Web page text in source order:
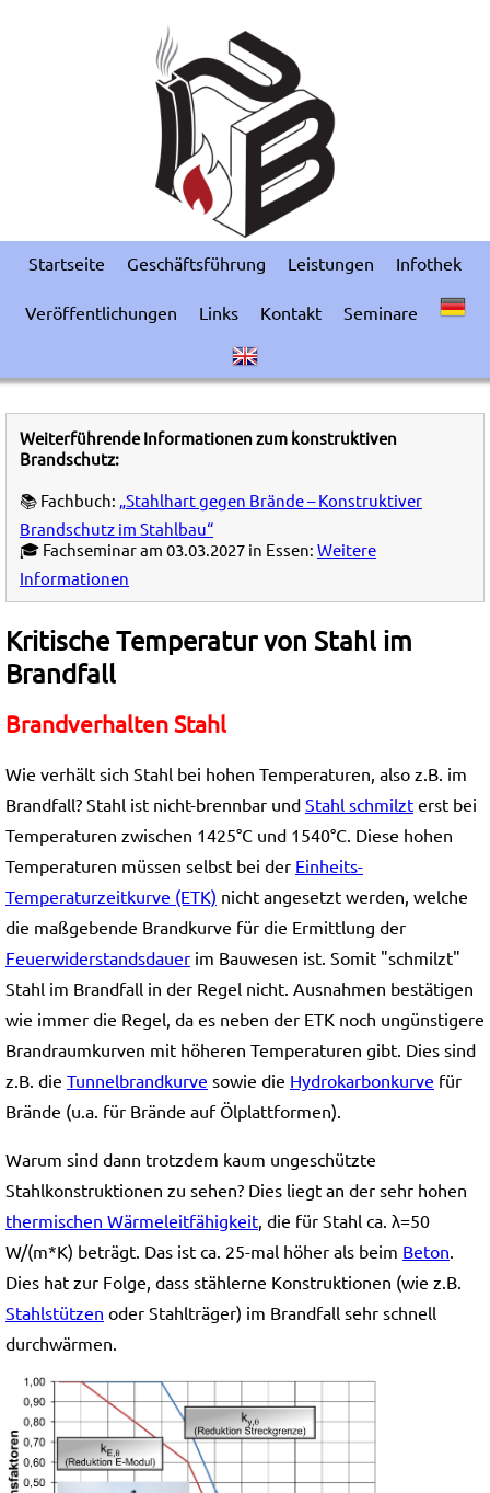
Startseite Geschäftsführung Leistungen Infothek
Veröffentlichungen Links Kontakt Seminare
Weiterführende Informationen zum konstruktiven
Brandschutz:
📚 Fachbuch: „Stahlhart gegen Brände – Konstruktiver
Brandschutz im Stahlbau“
🎓 Fachseminar am 03.03.2027 in Essen: Weitere
Informationen
Kritische Temperatur von Stahl im
Brandfall
Brandverhalten Stahl
Wie verhält sich Stahl bei hohen Temperaturen, also z.B. im
Brandfall? Stahl ist nicht-brennbar und Stahl schmilzt erst bei
Temperaturen zwischen 1425°C und 1540°C. Diese hohen
Temperaturen müssen selbst bei der Einheits-
Temperaturzeitkurve (ETK) nicht angesetzt werden, welche
die maßgebende Brandkurve für die Ermittlung der
Feuerwiderstandsdauer im Bauwesen ist. Somit "schmilzt"
Stahl im Brandfall in der Regel nicht. Ausnahmen bestätigen
wie immer die Regel, da es neben der ETK noch ungünstigere
Brandraumkurven mit höheren Temperaturen gibt. Dies sind
z.B. die Tunnelbrandkurve sowie die Hydrokarbonkurve für
Brände (u.a. für Brände auf Ölplattformen).
Warum sind dann trotzdem kaum ungeschützte
Stahlkonstruktionen zu sehen? Dies liegt an der sehr hohen
thermischen Wärmeleitfähigkeit , die für Stahl ca. λ=50
W/(m*K) beträgt. Das ist ca. 25-mal höher als beim Beton
Dies hat zur Folge, dass stählerne Konstruktionen (wie z.B.
Stahlstützen oder Stahlträger) im Brandfall sehr schnell
durchwärmen.